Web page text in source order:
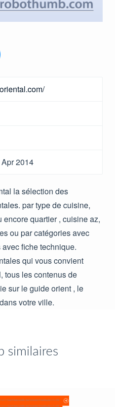
Apr 2014
la sélection des
par type de cuisine,
quartier , cuisine az,
ou par catégories avec
fiche technique.
qui vous convient
tous les contenus de
sur le guide orient , le
votre ville.
similaires